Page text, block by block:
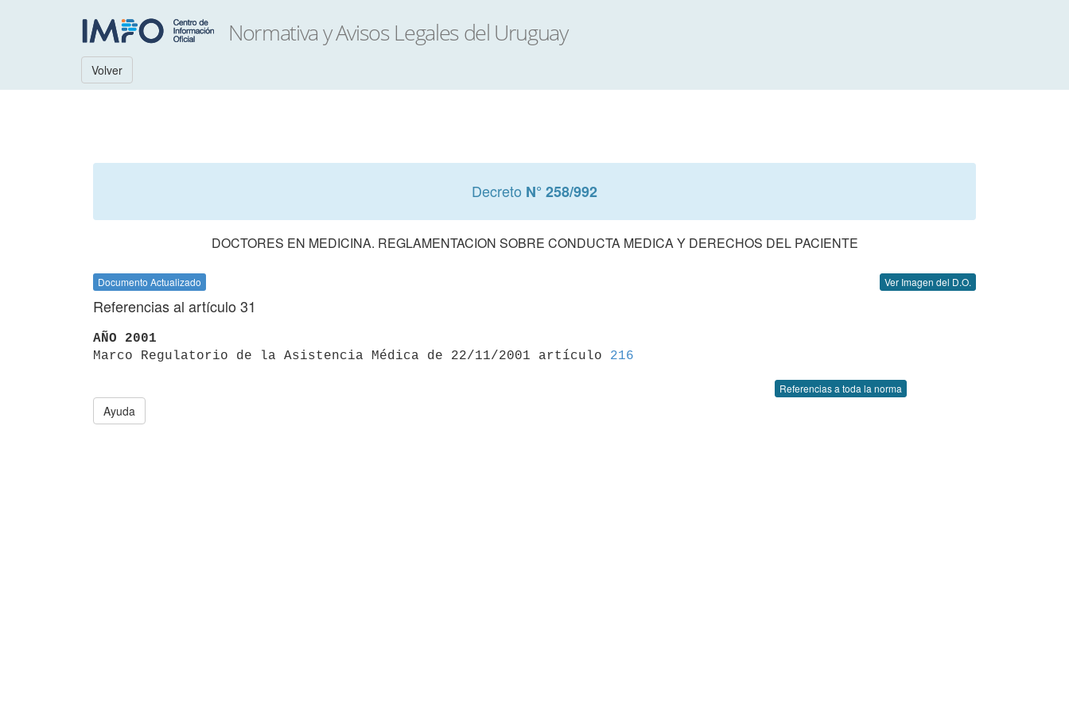
Volver
Decreto N° 258/992
DOCTORES EN MEDICINA. REGLAMENTACION SOBRE CONDUCTA MEDICA Y DERECHOS DEL PACIENTE
Documento Actualizado Ver Imagen del D.O.
Referencias al artículo 31
AÑO 2001
Marco Regulatorio de la Asistencia Médica de 22/11/2001 artículo 216
Referencias a toda la norma
Ayuda